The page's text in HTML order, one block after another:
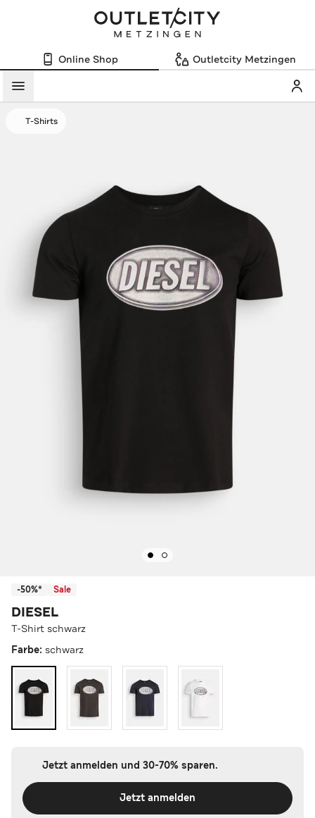
Online Shop Outletcity Metzingen
Menü
T-Shirts
-50%* Sale
DIESEL
T-Shirt schwarz
Farbe: schwarz
Jetzt anmelden und 30-70% sparen.
Jetzt anmelden